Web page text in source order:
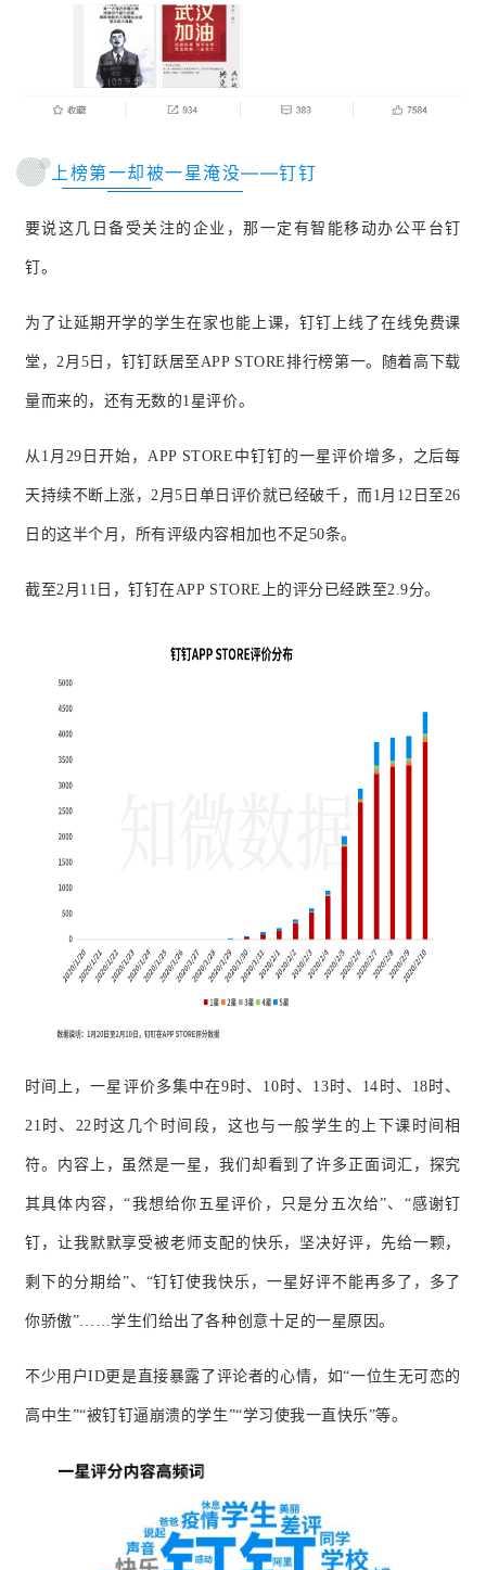
上榜第一却被一星淹没——钉钉
要说这几日备受关注的企业，那一定有智能移动办公平台钉
钉。
为了让延期开学的学生在家也能上课，钉钉上线了在线免费课
堂，2月5日，钉钉跃居至APP STORE排行榜第一。随着高下载
量而来的，还有无数的1星评价。
从1月29日开始，APP STORE中钉钉的一星评价增多，之后每
天持续不断上涨，2月5日单日评价就已经破千，而1月12日至26
日的这半个月，所有评级内容相加也不足50条。
截至2月11日，钉钉在APP STORE上的评分已经跌至2.9分。
时间上，一星评价多集中在9时、10时、 13时、 14时、 18时、
21时、 22时这几个时间段，这也与一般学生的上下课时间相
符。内容上，虽然是一星，我们却看到了许多正面词汇，探究
其具体内容，“我想给你五星评价，只是分五次给”、“感谢钉
钉，让我默默享受被老师支配的快乐，坚决好评，先给一颗，
剩下的分期给”、“钉钉使我快乐，一星好评不能再多了，多了
你骄傲”……学生们给出了各种创意十足的一星原因。
不少用户ID更是直接暴露了评论者的心情，如“一位生无可恋的
高中生”“被钉钉逼崩溃的学生”“学习使我一直快乐”等。